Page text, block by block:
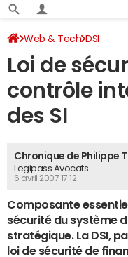
Web & Tech DSI
Loi de
contrôle
des SI
Chronique de Philippe
Legipass Avocats
6 avril 2007 17:12
Composante
sécurité du système
stratégique. La DSI,
loi de sécurité de